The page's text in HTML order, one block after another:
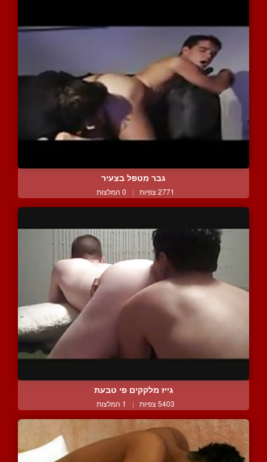
גבר מטפל בצעיר
2771 צפיות | 0 המלצות
גייז מלקקים פי טבעת
5403 צפיות | 1 המלצות